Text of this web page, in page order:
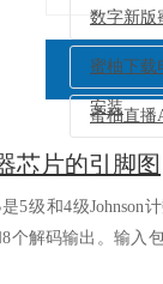
数字新版
蜜柚下载
安装
蜜柚直播
返回列
5级和4级Johnson
解码输出。输入